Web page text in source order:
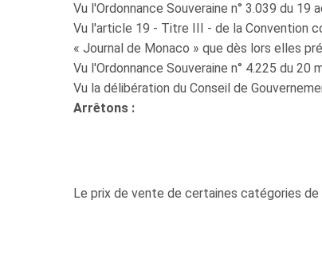
Vu l'Ordonnance Souveraine n° 3.039 du
Vu l'article 19 - Titre III - de la Convention
« Journal de Monaco » que dès lors elles
Vu l'Ordonnance Souveraine n° 4.225 du
Vu la délibération du Conseil de
Arrêtons :
Le prix de vente de certaines catégories